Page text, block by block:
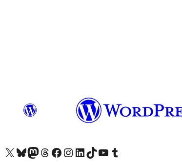
X (旧 Twitter) アカウントへBluesky アカウントへMastodon アカウントへThreads アカウントへ Facebook ページへInstagram アカウントへ LinkedIn アカウントへTikTok アカウントへYouTube チャンネルへ Tumblr アカウントへ